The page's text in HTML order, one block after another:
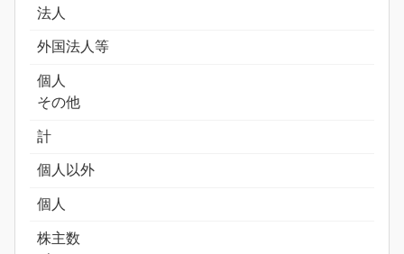
法人
外国法人等
個人
その他
計
個人以外
個人
株主数